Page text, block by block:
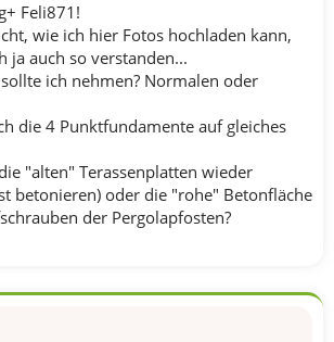
Feli871!
wie ich hier Fotos hochladen kann,
ja auch so verstanden...
ich nehmen? Normalen oder
die 4 Punktfundamente auf gleiches
"alten" Terassenplatten wieder
betonieren) oder die "rohe" Betonfläche
der Pergolapfosten?